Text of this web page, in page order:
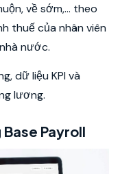
về sớm,... theo
thuế của nhân viên
nước.
dữ liệu KPI và
lương.
Payroll